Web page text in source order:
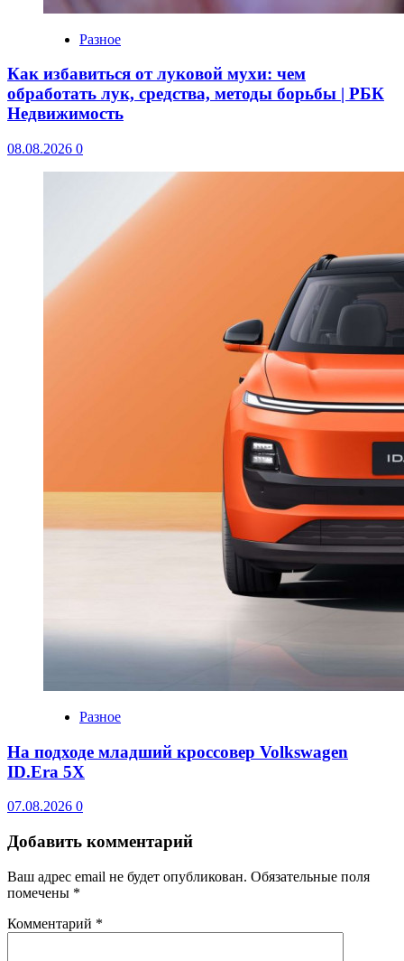
Разное
Как избавиться от луковой мухи: чем
обработать лук, средства, методы борьбы | РБК
Недвижимость
08.08.2026 0
Разное
На подходе младший кроссовер Volkswagen
ID.Era 5X
07.08.2026 0
Добавить комментарий
Ваш адрес email не будет опубликован. Обязательные поля
помечены *
Комментарий *